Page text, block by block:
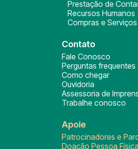
Prestação de
Recursos Humanos
Compras e Serviços
Contato
Fale Conosco
Perguntas frequentes
Como chegar
Ouvidoria
Assessoria de
Trabalhe conosco
Apoie
Patrocinadores e
Doação Pessoa Física